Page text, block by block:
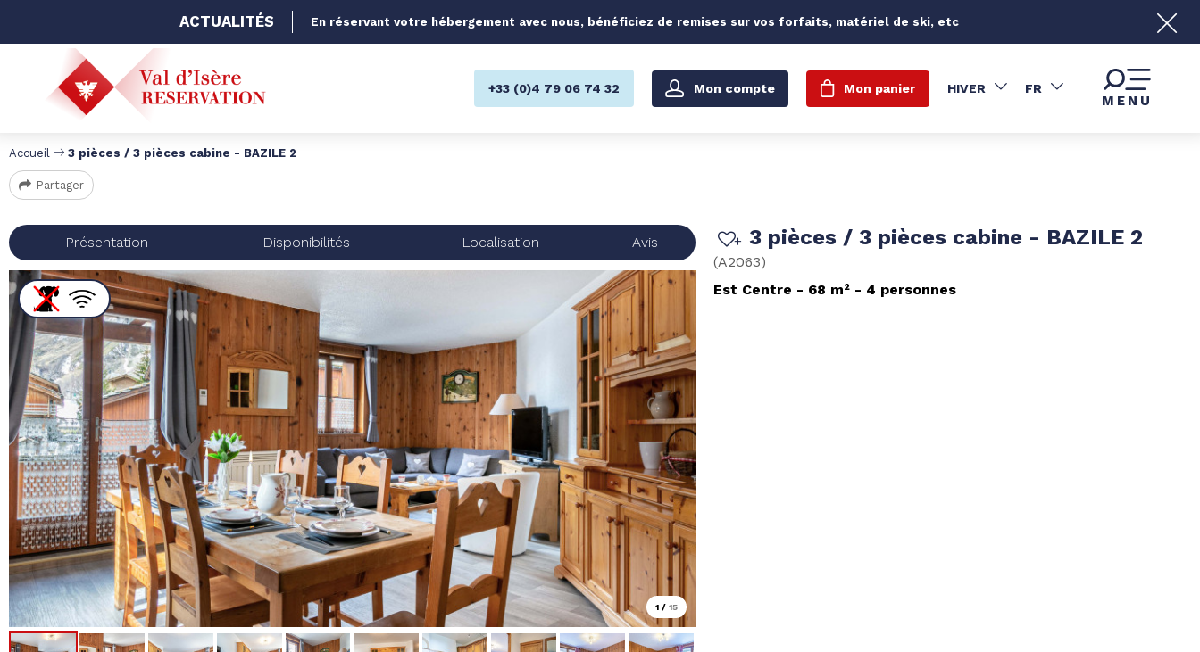
ACTUALITÉS En réservant votre hébergement avec nous, bénéficiez de remises sur vos forfaits, matériel de ski, etc
+33 (0)4 79 06 74 32 Mon compte Mon panier HIVER FR
MENU
Accueil 3 pièces / 3 pièces cabine - BAZILE 2
Partager
Présentation Disponibilités Localisation Avis
1 / 15
3 pièces / 3 pièces cabine - BAZILE 2
(A2063)
Est Centre
68 m² 4 personnes